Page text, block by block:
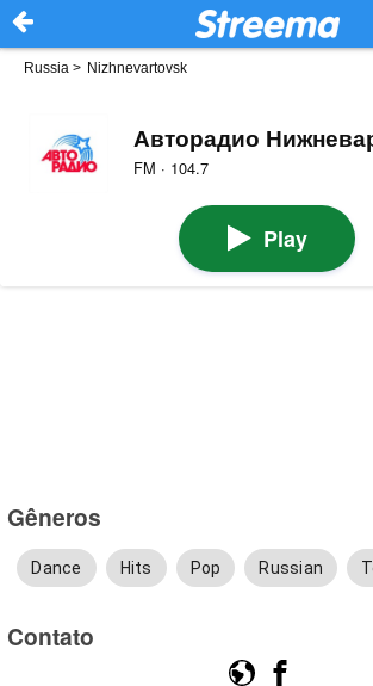
Russia > Nizhnevartovsk
Авторадио
FM · 104.7
Play
Gêneros
Dance Hits Pop Russian
Contato